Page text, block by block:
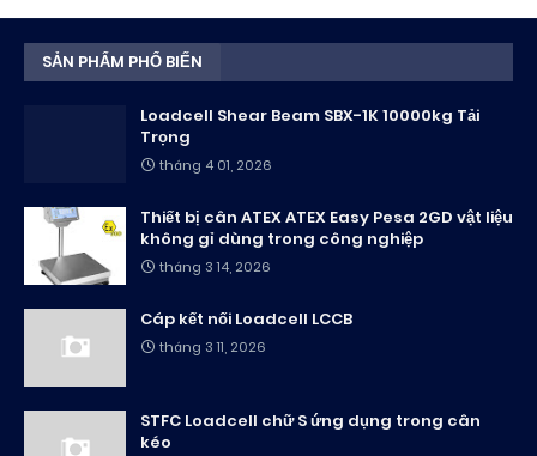
SẢN PHẨM PHỔ BIẾN
Loadcell Shear Beam SBX-1K 10000kg Tải
Trọng
tháng 4 01, 2026
Thiết bị cân ATEX ATEX Easy Pesa 2GD vật liệu
không gỉ dùng trong công nghiệp
tháng 3 14, 2026
Cáp kết nối Loadcell LCCB
tháng 3 11, 2026
STFC Loadcell chữ S ứng dụng trong cân
kéo